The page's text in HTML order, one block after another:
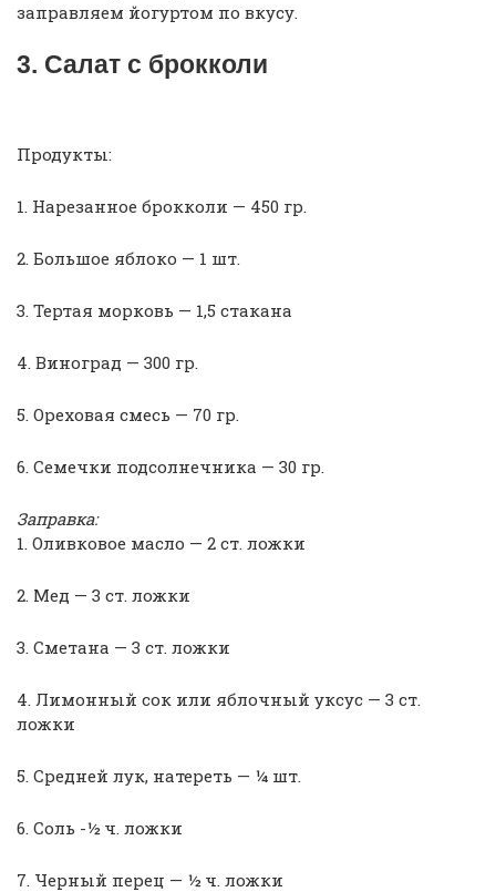
заправляем йогуртом по вкусу.
3. Салат с брокколи
Продукты:
1. Нарезанное брокколи — 450 гр.
2. Большое яблоко — 1 шт.
3. Тертая морковь — 1,5 стакана
4. Виноград — 300 гр.
5. Ореховая смесь — 70 гр.
6. Семечки подсолнечника — 30 гр.
Заправка:
1. Оливковое масло — 2 ст. ложки
2. Мед — 3 ст. ложки
3. Сметана — 3 ст. ложки
4. Лимонный сок или яблочный уксус — 3 ст.
ложки
5. Средней лук, натереть — ¼ шт.
6. Соль -½ ч. ложки
7. Черный перец — ½ ч. ложки